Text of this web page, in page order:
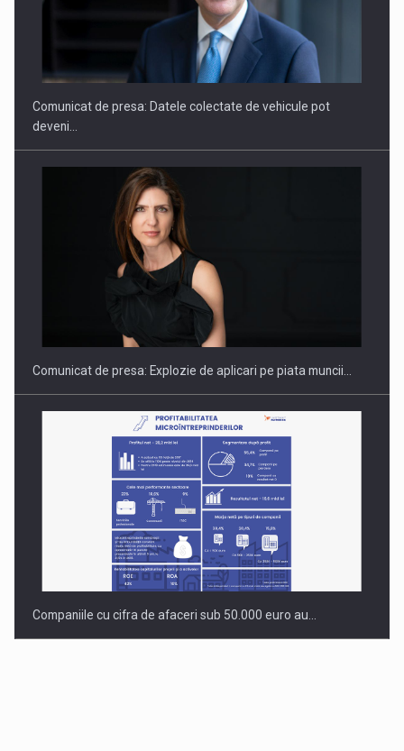
SAPTE PERSONALITATI DIN MEDIUL DE AFACERI, ACADEMIC
Hard Enduro Piatra Craiului 2026, fueled by benzinariile RO…
Comunicat de presa: Datele colectate de vehicule pot
deveni…
Comunicat de presa: Explozie de aplicari pe piata muncii…
Companiile cu cifra de afaceri sub 50.000 euro au…